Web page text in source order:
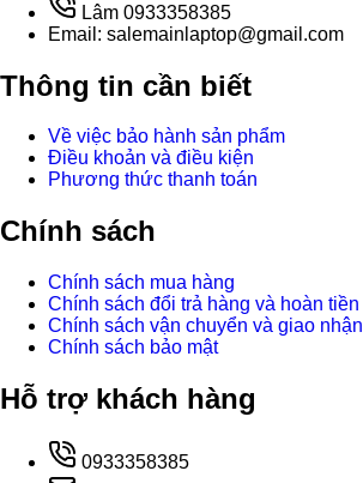
Lâm 0933358385
Email: salemainlaptop@gmail.com
Thông tin cần biết
Về việc bảo hành sản phẩm
Điều khoản và điều kiện
Phương thức thanh toán
Chính sách
Chính sách mua hàng
Chính sách đổi trả hàng và hoàn tiền
Chính sách vận chuyển và giao nhận
Chính sách bảo mật
Hỗ trợ khách hàng
0933358385